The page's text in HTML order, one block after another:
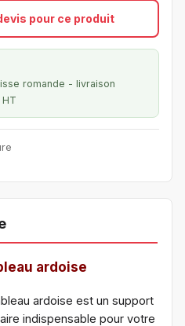
pour ce produit
romande - livraison
ardoise
ardoise est un support
indispensable pour votre